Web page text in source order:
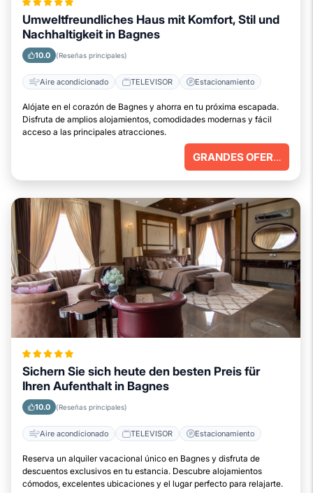
Umweltfreundliches Haus mit Komfort, Stil und
Nachhaltigkeit in Bagnes
10.0 (Reseñas principales)
Aire acondicionado TELEVISOR Estacionamiento
Alójate en el corazón de Bagnes y ahorra en tu próxima escapada.
Disfruta de amplios alojamientos, comodidades modernas y fácil
acceso a las principales atracciones.
GRANDES OFERTAS
Sichern Sie sich heute den besten Preis für
Ihren Aufenthalt in Bagnes
10.0 (Reseñas principales)
Aire acondicionado TELEVISOR Estacionamiento
Reserva un alquiler vacacional único en Bagnes y disfruta de
descuentos exclusivos en tu estancia. Descubre alojamientos
cómodos, excelentes ubicaciones y el lugar perfecto para relajarte.